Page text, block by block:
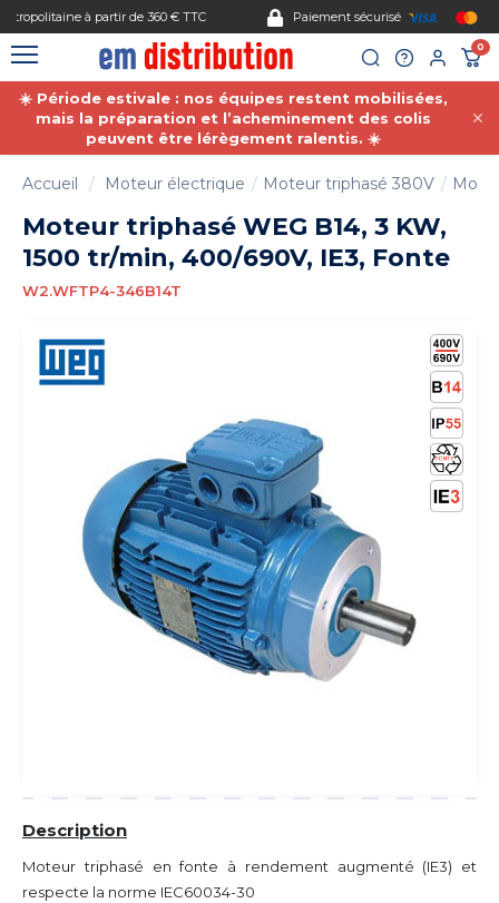
Paiement sécurisé
0
☀️ Période estivale : nos équipes restent mobilisées,
mais la préparation et l’acheminement des colis
peuvent être lérègement ralentis. ☀️
Accueil Moteur électrique Moteur triphasé 380V
Moteur triphasé WEG B14, 3 KW,
1500 tr/min, 400/690V, IE3, Fonte
W2.WFTP4-346B14T
Description
Moteur triphasé en fonte à rendement augmenté (IE3) et
respecte la norme IEC60034-30
Gestion des cookies